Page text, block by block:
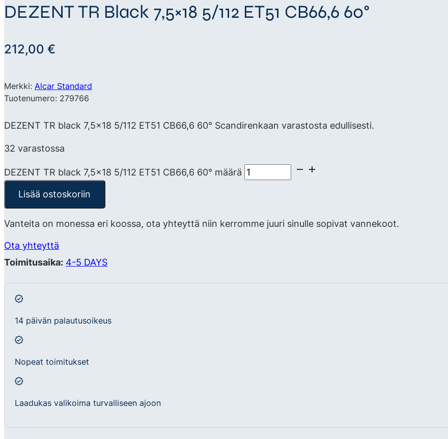
DEZENT TR Black 7,5×18 5/112 ET51 CB66,6 60°
212,00 €
Merkki: Alcar Standard
Tuotenumero: 279766
DEZENT TR black 7,5×18 5/112 ET51 CB66,6 60° Scandirenkaan varastosta edullisesti.
32 varastossa
DEZENT TR black 7,5x18 5/112 ET51 CB66,6 60° määrä
Lisää ostoskoriin
Vanteita on monessa eri koossa, ota yhteyttä niin kerromme juuri sinulle sopivat vannekoot.
Ota yhteyttä
Toimitusaika: 4-5 DAYS
14 päivän palautusoikeus
Nopeat toimitukset
Laadukas valikoima turvalliseen ajoon